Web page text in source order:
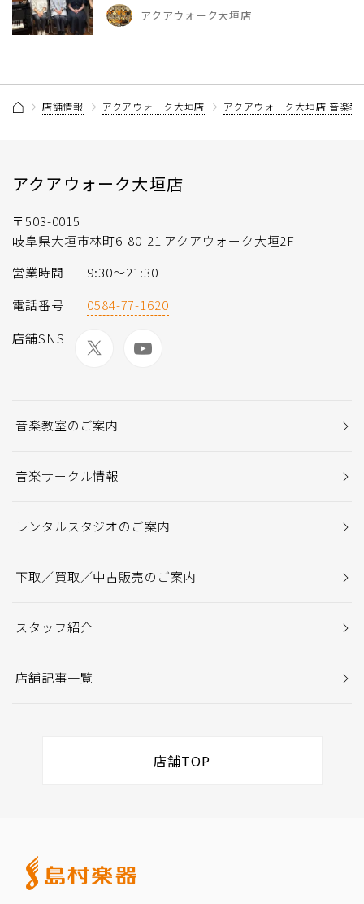
アクアウォーク大垣店
店舗情報 アクアウォーク大垣店 アクアウォーク大垣店 音楽教
アクアウォーク大垣店
〒503-0015
岐阜県大垣市林町6-80-21 アクアウォーク大垣2F
営業時間
9:30～21:30
電話番号
0584-77-1620
店舗SNS
音楽教室のご案内
音楽サークル情報
レンタルスタジオのご案内
下取／買取／中古販売のご案内
スタッフ紹介
店舗記事一覧
店舗TOP